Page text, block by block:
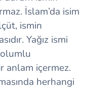
İslam’da isim
ismin
Yağız ismi
anlam içermez.
herhangi